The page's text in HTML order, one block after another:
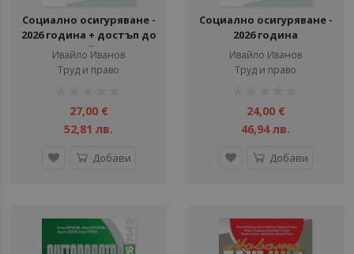
Социално осигуряване -
2026 година + достъп до
сайт
Ивайло Иванов
Труд и право
27,00 €
52,81 лв.
Добави
Социално осигуряване -
2026 година
Ивайло Иванов
Труд и право
24,00 €
46,94 лв.
Добави